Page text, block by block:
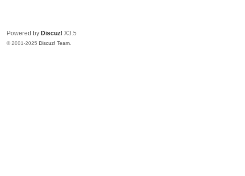
Powered by Discuz! X3.5
© 2001-2025Discuz! Team